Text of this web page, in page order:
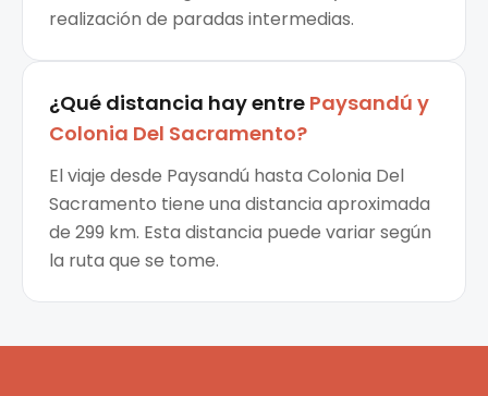
realización de paradas intermedias.
¿Qué distancia hay entre Paysandú y
Colonia Del Sacramento?
El viaje desde Paysandú hasta Colonia Del
Sacramento tiene una distancia aproximada
de 299 km. Esta distancia puede variar según
la ruta que se tome.